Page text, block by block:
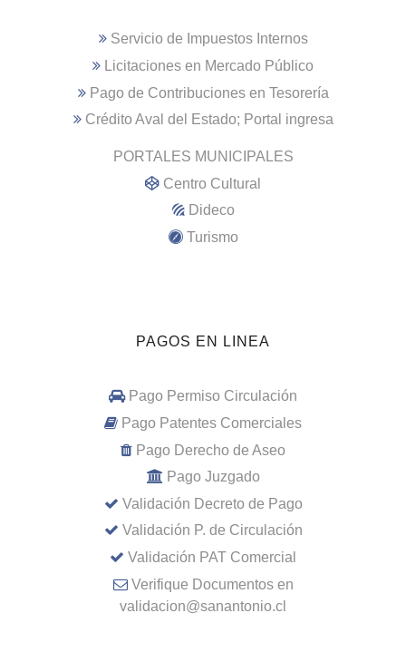
Servicio de Impuestos Internos
Licitaciones en Mercado Público
Pago de Contribuciones en Tesorería
Crédito Aval del Estado; Portal ingresa
PORTALES MUNICIPALES
Centro Cultural
Dideco
Turismo
PAGOS EN LINEA
Pago Permiso Circulación
Pago Patentes Comerciales
Pago Derecho de Aseo
Pago Juzgado
Validación Decreto de Pago
Validación P. de Circulación
Validación PAT Comercial
Verifique Documentos en
validacion@sanantonio.cl